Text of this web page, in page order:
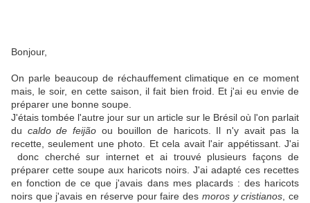
Bonjour,
On parle beaucoup de réchauffement climatique en ce moment
mais, le soir, en cette saison, il fait bien froid. Et j'ai eu envie de
préparer une bonne soupe.
J'étais tombée l'autre jour sur un article sur le Brésil où l'on parlait
du caldo de feijão ou bouillon de haricots. Il n'y avait pas la
recette, seulement une photo. Et cela avait l'air appétissant. J'ai
donc cherché sur internet et ai trouvé plusieurs façons de
préparer cette soupe aux haricots noirs. J'ai adapté ces recettes
en fonction de ce que j'avais dans mes placards : des haricots
noirs que j'avais en réserve pour faire des moros y cristianos , ce